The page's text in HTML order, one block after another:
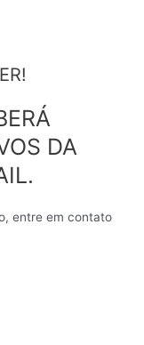
DA
entre em contato